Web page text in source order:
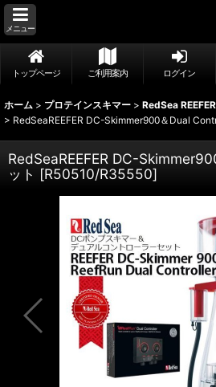
メニュー
トップページ ご利用案内 ログイン
ホーム > プロテインスキマー > RedSea
> RedSeaREEFER DC-Skimmer900＆Dual
RedSeaREEFER DC-
ット [R50510/R35550]